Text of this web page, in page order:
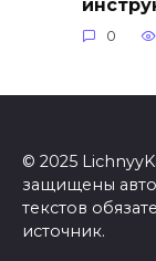
0
© 2025
защищены
текстов
источник.